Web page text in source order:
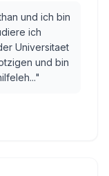
und ich bin
ich
Universitaet
und bin
"